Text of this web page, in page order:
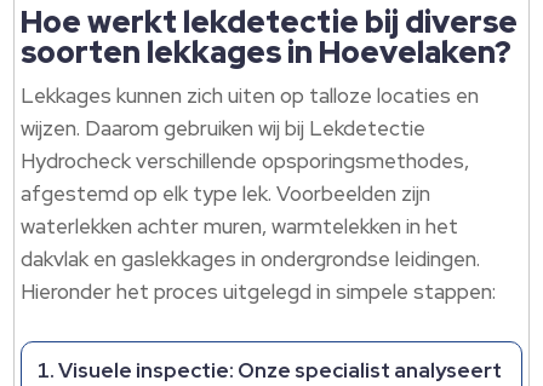
Hoe werkt lekdetectie bij diverse
soorten lekkages in Hoevelaken?
Lekkages kunnen zich uiten op talloze locaties en
wijzen.​ Daarom gebruiken wij bij Lekdetectie
Hydrocheck verschillende opsporingsmethodes,
afgestemd op elk type lek.​ Voorbeelden zijn
waterlekken achter muren, warmtelekken in het
dakvlak en gaslekkages in ondergrondse leidingen.​
Hieronder het proces uitgelegd in simpele stappen:
Visuele inspectie: Onze specialist analyseert